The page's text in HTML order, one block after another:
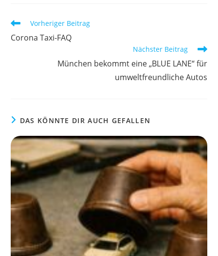
Weitere
ansehen
Vorheriger Beitrag
Corona Taxi-FAQ
Nächster Beitrag
München bekommt eine „BLUE LANE“ für
umweltfreundliche Autos
DAS KÖNNTE DIR AUCH GEFALLEN